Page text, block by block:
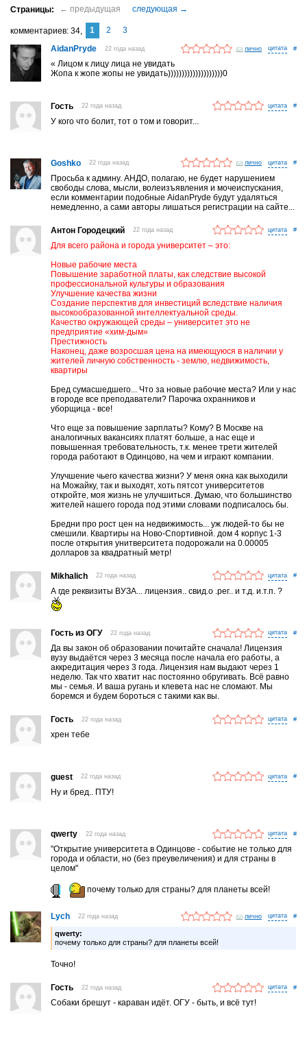
комментариев 34 1 2
3
AidanPryde
22 года назад лично #
« Лицом к лицу лица не увидать
Жопа к жопе жопы не увидать))))))))))))))))))))0
Гость 22 года назад #
У кого что болит, тот о том и говорит...
Goshko 22 года назад лично #
Просьба к админу. АНДО, полагаю, не будет нарушением
свободы слова, мысли, волеизъявления и мочеиспускания,
если комментарии подобные AidanPryde будут удаляться
немедленно, а сами авторы лишаться регистрации на сайте...
Антон Городецкий 22 года назад #
Для всего района и города университет – это:
Новые рабочие места
Повышение заработной платы, как следствие высокой
профессиональной культуры и образования
Улучшение качества жизни
Создание перспектив для инвестиций вследствие наличия
высокообразованной интеллектуальной среды.
Качество окружающей среды – университет это не
предприятие «хим-дым»
Престижность
Наконец, даже возросшая цена на имеющуюся в наличии у
жителей личную собственность - землю, недвижимость,
квартиры
Бред сумасшедшего... Что за новые рабочие места? Или у нас
в городе все преподаватели? Парочка охранников и
уборщица - все!
Что еще за повышение зарплаты? Кому? В Москве на
аналогичных вакансиях платят больше, а нас еще и
повышенная требовательность, т.к. менее трети жителей
города работают в Одинцово, на чем и играют компании.
Улучшение чьего качества жизни? У меня окна как выходили
на Можайку, так и выходят, хоть пятсот университетов
откройте, моя жизнь не улучшиться. Думаю, что большинство
жителей нашего города под этими словами подписалось бы.
Бредни про рост цен на недвижимость... уж людей-то бы не
смешили. Квартиры на Ново-Спортивной. дом 4 корпус 1-3
после открытия унитверситета подорожали на 0.00005
долларов за квадратный метр!
Mikhalich 22 года назад #
А где реквизиты ВУЗА... лицензия.. свид.о .рег.. и т.д. и.т.п. ?
Гость из ОГУ 22 года назад #
Да вы закон об образовании почитайте сначала! Лицензия
вузу выдаётся через 3 месяца после начала его работы, а
аккредитация через 3 года. Лицензия нам выдают через 1
неделю. Так что хватит нас постоянно обругивать. Всё равно
мы - семья. И ваша ругань и клевета нас не сломают. Мы
боремся и будем бороться с такими как вы.
Гость 22 года назад #
хрен тебе
guest 22 года назад #
Ну и бред.. ПТУ!
qwerty 22 года назад #
"Открытие университета в Одинцове - событие не только для
города и области, но (без преувеличения) и для страны в
целом"
почему только для страны? для планеты всей!
Lych 22 года назад лично #
qwerty:
почему только для страны? для планеты всей!
Точно!
Гость 22 года назад #
Собаки брешут - караван идёт. ОГУ - быть, и всё тут!